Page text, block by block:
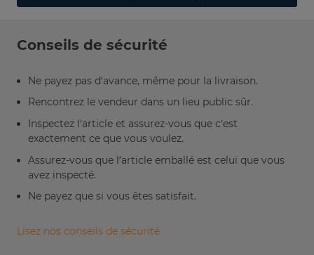
Conseils de sécurité
Ne payez pas d’avance, même pour la livraison.
Rencontrez le vendeur dans un lieu public sûr.
Inspectez l’article et assurez-vous que c’est
exactement ce que vous voulez.
Assurez-vous que l’article emballé est celui que vous
avez inspecté.
Ne payez que si vous êtes satisfait.
Lisez nos conseils de sécurité